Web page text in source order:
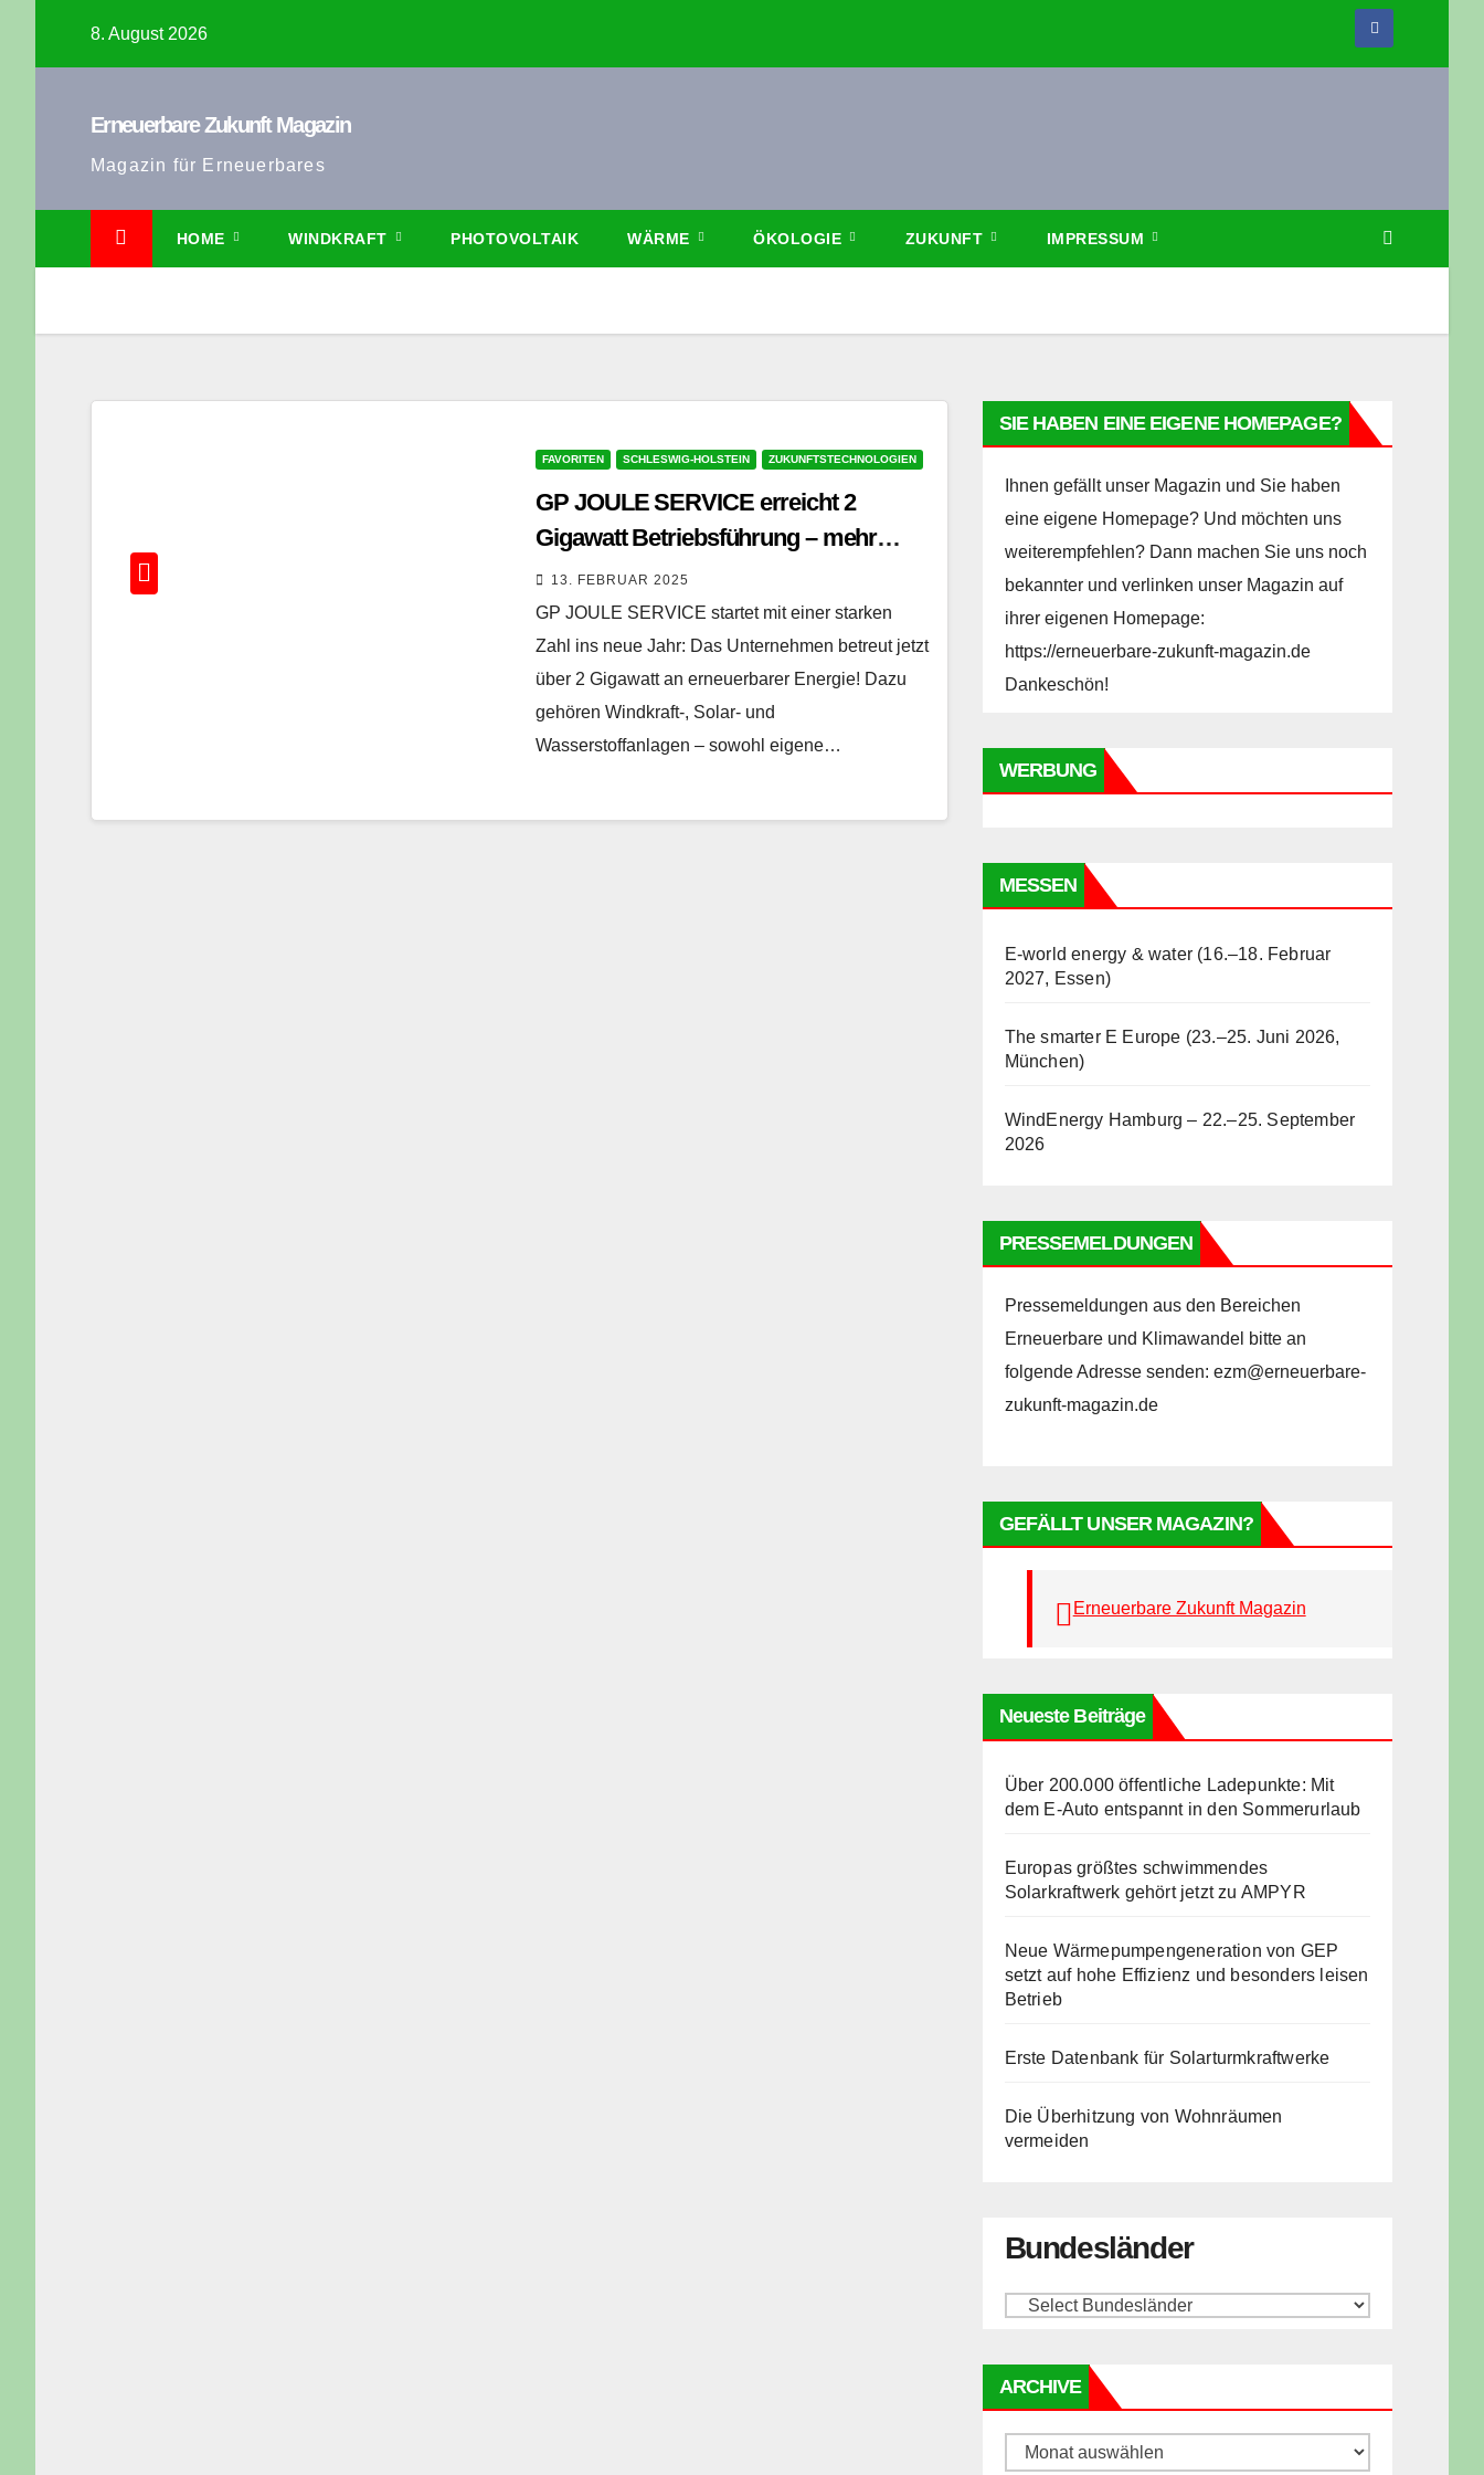
8. August 2026
Erneuerbare Zukunft Magazin
Magazin für Erneuerbares
HOME WINDKRAFT PHOTOVOLTAIK WÄRME ÖKOLOGIE ZUKUNFT IMPRESSUM
FAVORITEN SCHLESWIG-HOLSTEIN ZUKUNFTSTECHNOLOGIEN
GP JOULE SERVICE erreicht 2
Gigawatt Betriebsführung – mehr
Leistung für eine nachhaltige Zukunft
13. FEBRUAR 2025
GP JOULE SERVICE startet mit einer starken
Zahl ins neue Jahr: Das Unternehmen betreut jetzt
über 2 Gigawatt an erneuerbarer Energie! Dazu
gehören Windkraft-, Solar- und
Wasserstoffanlagen – sowohl eigene…
SIE HABEN EINE EIGENE HOMEPAGE?
Ihnen gefällt unser Magazin und Sie haben
eine eigene Homepage? Und möchten uns
weiterempfehlen? Dann machen Sie uns noch
bekannter und verlinken unser Magazin auf
ihrer eigenen Homepage:
https://erneuerbare-zukunft-magazin.de
Dankeschön!
WERBUNG
MESSEN
E-world energy & water (16.–18. Februar
2027, Essen)
The smarter E Europe (23.–25. Juni 2026,
München)
WindEnergy Hamburg – 22.–25. September
2026
PRESSEMELDUNGEN
Pressemeldungen aus den Bereichen
Erneuerbare und Klimawandel bitte an
folgende Adresse senden: ezm@erneuerbare-
zukunft-magazin.de
GEFÄLLT UNSER MAGAZIN?
Erneuerbare Zukunft Magazin
Neueste Beiträge
Über 200.000 öffentliche Ladepunkte: Mit
dem E-Auto entspannt in den Sommerurlaub
Europas größtes schwimmendes
Solarkraftwerk gehört jetzt zu AMPYR
Neue Wärmepumpengeneration von GEP
setzt auf hohe Effizienz und besonders leisen
Betrieb
Erste Datenbank für Solarturmkraftwerke
Die Überhitzung von Wohnräumen
vermeiden
Bundesländer
ARCHIVE
Archive